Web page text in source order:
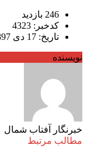
246 بازدید
کدخبر: 4323
تاریخ: 17 دی 1397
نویسنده
خبرنگار آفتاب شمال
مطالب مرتبط